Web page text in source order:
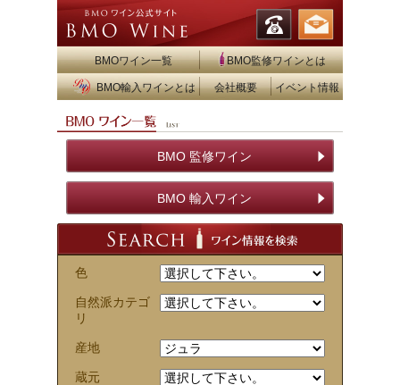
BMOワイン一覧 BMO監修ワインとは
BMO輸入ワインとは 会社概要 イベント情報
BMO 監修ワイン
BMO 輸入ワイン
色
自然派カテゴ
リ
産地
蔵元